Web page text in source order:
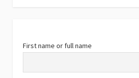
o
k
m b
e
First name or full name